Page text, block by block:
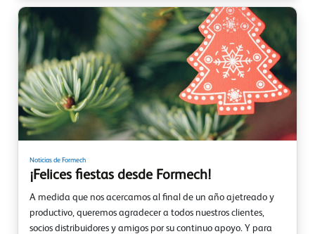
Noticias de Formech
¡Felices fiestas desde Formech!
A medida que nos acercamos al final de un año ajetreado y
productivo, queremos agradecer a todos nuestros clientes,
socios distribuidores y amigos por su continuo apoyo. Y para